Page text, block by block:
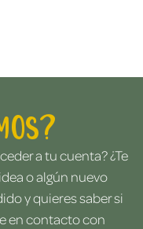
a tu cuenta? ¿Te
o algún nuevo
y quieres saber si
en contacto con